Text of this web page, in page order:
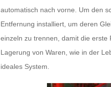
automatisch nach vorne. Um den
Entfernung installiert, um deren
einzeln zu trennen, damit die
Lagerung von Waren, wie in der
ideales System.